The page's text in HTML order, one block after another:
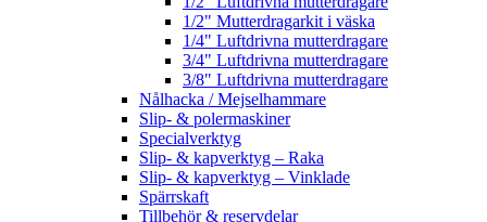
1/2" Mutterdragarkit i väska
1/4" Luftdrivna mutterdragare
3/4" Luftdrivna mutterdragare
3/8" Luftdrivna mutterdragare
Nålhacka / Mejselhammare
Slip- & polermaskiner
Specialverktyg
Slip- & kapverktyg – Raka
Slip- & kapverktyg – Vinklade
Spärrskaft
Tillbehör & reservdelar